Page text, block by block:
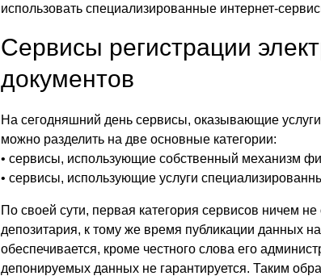
использовать специализированные интернет-
Сервисы регистрации
документов
На сегодняшний день сервисы, оказывающие
можно разделить на две основные категории:
• сервисы, использующие собственный механизм
• сервисы, использующие услуги
По своей сути, первая категория сервисов ничем не
депозитария, к тому же время публикации данных
обеспечивается, кроме честного слова его
депонируемых данных не гарантируется. Таким